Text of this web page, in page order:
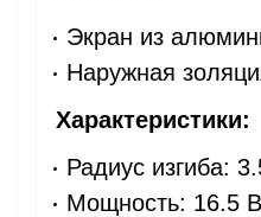
Экран из
Наружная
Характеристики:
Радиус изгиба:
Мощность: 16.5